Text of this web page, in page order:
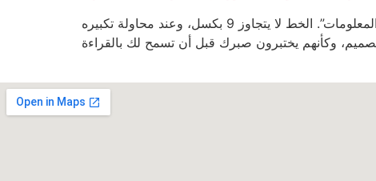
وفي النهاية، ما يثير الضيق حقًا هو حجم الخط الصغير في قسم “الشروط والأحكام” عند الضغط على زر “مزيد من المعلومات”. الخط لا يتجاوز 9 بكسل، وعند محاولة تكبيره